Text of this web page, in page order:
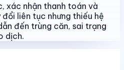
xác nhận thanh toán và
liên tục nhưng thiếu hệ
đến trùng căn, sai trạng
dịch.